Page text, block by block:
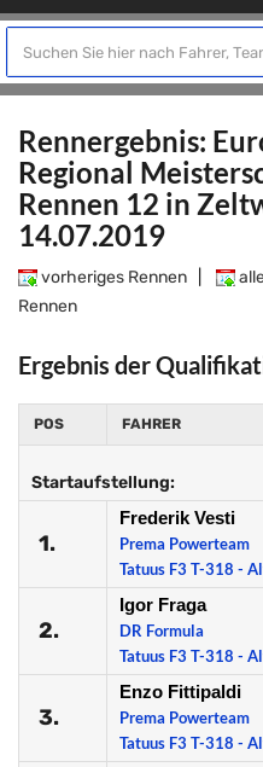
Rennergebnis:
Regional
Rennen 12 in
14.07.2019
vorheriges Rennen
Rennen
Ergebnis der
POS FAHRER
Startaufstellung:
1.
Frederik Vesti
Prema Powerteam
Tatuus F3 T-318 -
2.
Igor Fraga
DR Formula
Tatuus F3 T-318 -
3.
Enzo Fittipaldi
Prema Powerteam
Tatuus F3 T-318 -